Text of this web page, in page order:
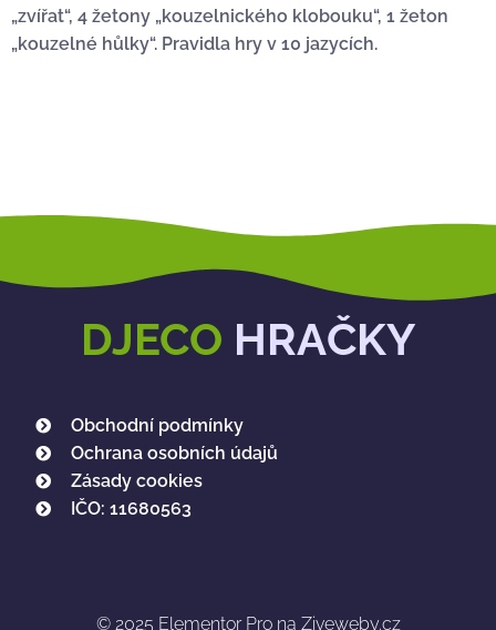
„zvířat“, 4 žetony „kouzelnického klobouku“, 1 žeton
„kouzelné hůlky“. Pravidla hry v 10 jazycích.
DJECO HRAČKY
Obchodní podmínky
Ochrana osobních údajů
Zásady cookies
IČO: 11680563
© 2025 Elementor Pro na Ziveweby.cz